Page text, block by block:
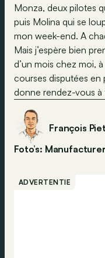
Monza, deux pilotes
puis Molina qui se
mon week-end. A
Mais j’espère bien
d’un mois chez moi,
courses disputées en
donne rendez-vous à
François
Foto’s: Manufacturer
ADVERTENTIE